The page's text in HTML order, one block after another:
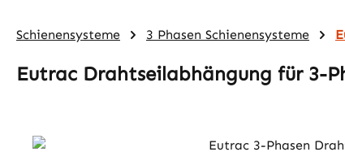
Schienensysteme 3 Phasen Schienensysteme
Eutrac Drahtseilabhängung für 3-
Bildergalerie überspringen